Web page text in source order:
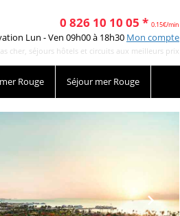
0 826 10 10 05 * 0.15€/min
Lun - Ven 09h00 à 18h30 Mon compte
cher, séjours hôtels et circuits aux meilleurs prix
Rouge Séjour mer Rouge